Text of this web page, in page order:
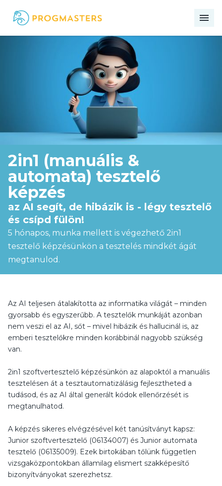
2in1 (manuális &
automata) tesztelő
képzés
az AI segít, de hibázik is - légy tesztelő
és csípd fülön!
5 hónapos, munka mellett is végezhető 2in1
tesztelő képzésünkön a tesztelés mindkét ágát
megtanulod.
Az AI teljesen átalakította az informatika világát – minden
gyorsabb és egyszerűbb. A tesztelők munkáját azonban
nem veszi el az AI, sőt – mivel hibázik és hallucinál is, az
emberi tesztelőkre minden korábbinál nagyobb szükség
van.
2in1 szoftvertesztelő képzésünkön az alapoktól a manuális
tesztelésen át a tesztautomatizálásig fejlesztheted a
tudásod, és az AI által generált kódok ellenőrzését is
megtanulhatod.
A képzés sikeres elvégzésével két tanúsítványt kapsz:
Junior szoftvertesztelő (06134007) és Junior automata
tesztelő (06135009). Ezek birtokában tőlünk független
vizsgaközpontokban államilag elismert szakképesítő
bizonyítványokat szerezhetsz.